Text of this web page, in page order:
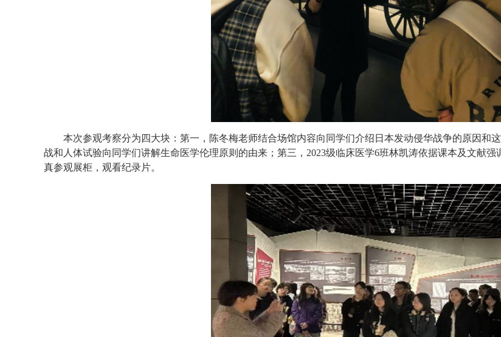
本次参观考察分为四大块：第一，陈冬梅老师结合场馆内容向同学们介绍日本发动侵华战争的原因和
战和人体试验向同学们讲解生命医学伦理原则的由来；第三，2023级临床医学6班林凯涛依据课本及文献
真参观展柜，观看纪录片。